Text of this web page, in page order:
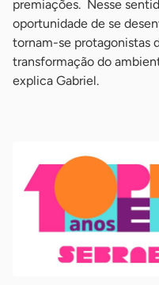
premiações. Nesse
oportunidade de se
tornam-se protagonistas
transformação do
explica Gabriel.